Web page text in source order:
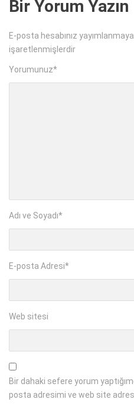
Bir Yorum Yazın
E-posta hesabınız
işaretlenmişlerdir
Yorumunuz*
Adı ve Soyadı*
E-posta Adresi*
Web sitesi
Bir dahaki sefere yorum
posta adresimi ve web site